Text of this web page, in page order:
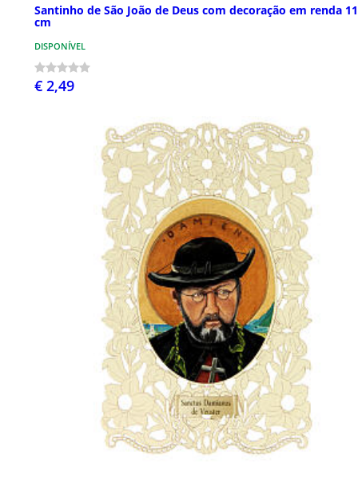
Santinho de São João de Deus com decoração em renda
cm
DISPONÍVEL
€ 2,49